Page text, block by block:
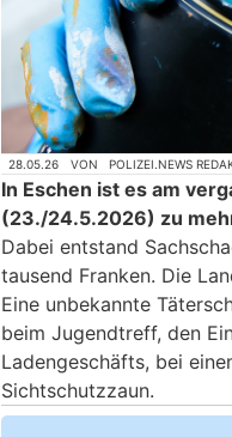
28.05.26 VON POLIZEI.NEWS
In Eschen ist es am
(23./24.5.2026) zu
Dabei entstand
tausend Franken. Die
Eine unbekannte
beim Jugendtreff, den
Ladengeschäfts, bei
Sichtschutzzaun.